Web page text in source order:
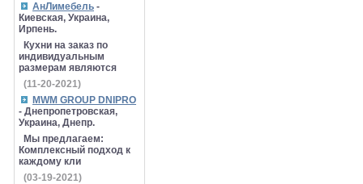
АнЛимебель -
Киевская, Украина,
Ирпень.
Кухни на заказ по
индивидуальным
размерам являются
(11-20-2021)
MWM GROUP DNIPRO
- Днепропетровская,
Украина, Днепр.
Мы предлагаем:
Комплексный подход к
каждому кли
(03-19-2021)